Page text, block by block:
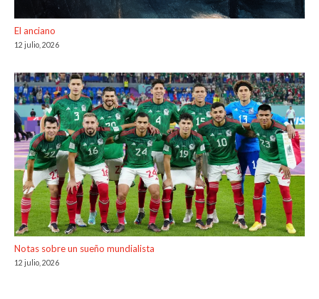
El anciano
12 julio, 2026
Notas sobre un sueño mundialista
12 julio, 2026